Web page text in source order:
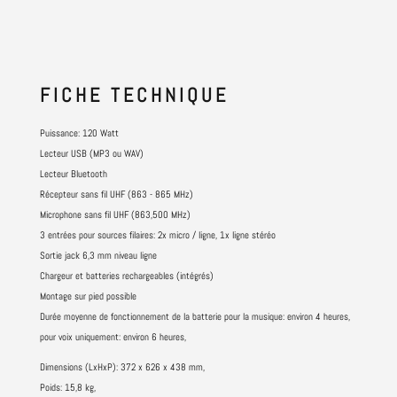
FICHE TECHNIQUE
Puissance: 120 Watt
Lecteur USB (MP3 ou WAV)
Lecteur Bluetooth
Récepteur sans fil UHF (863 - 865 MHz)
Microphone sans fil UHF (863,500 MHz)
3 entrées pour sources filaires: 2x micro / ligne, 1x ligne stéréo
Sortie jack 6,3 mm niveau ligne
Chargeur et batteries rechargeables (intégrés)
Montage sur pied possible
Durée moyenne de fonctionnement de la batterie pour la musique: environ 4 heures,
pour voix uniquement: environ 6 heures,
Dimensions (LxHxP): 372 x 626 x 438 mm,
Poids: 15,8 kg,